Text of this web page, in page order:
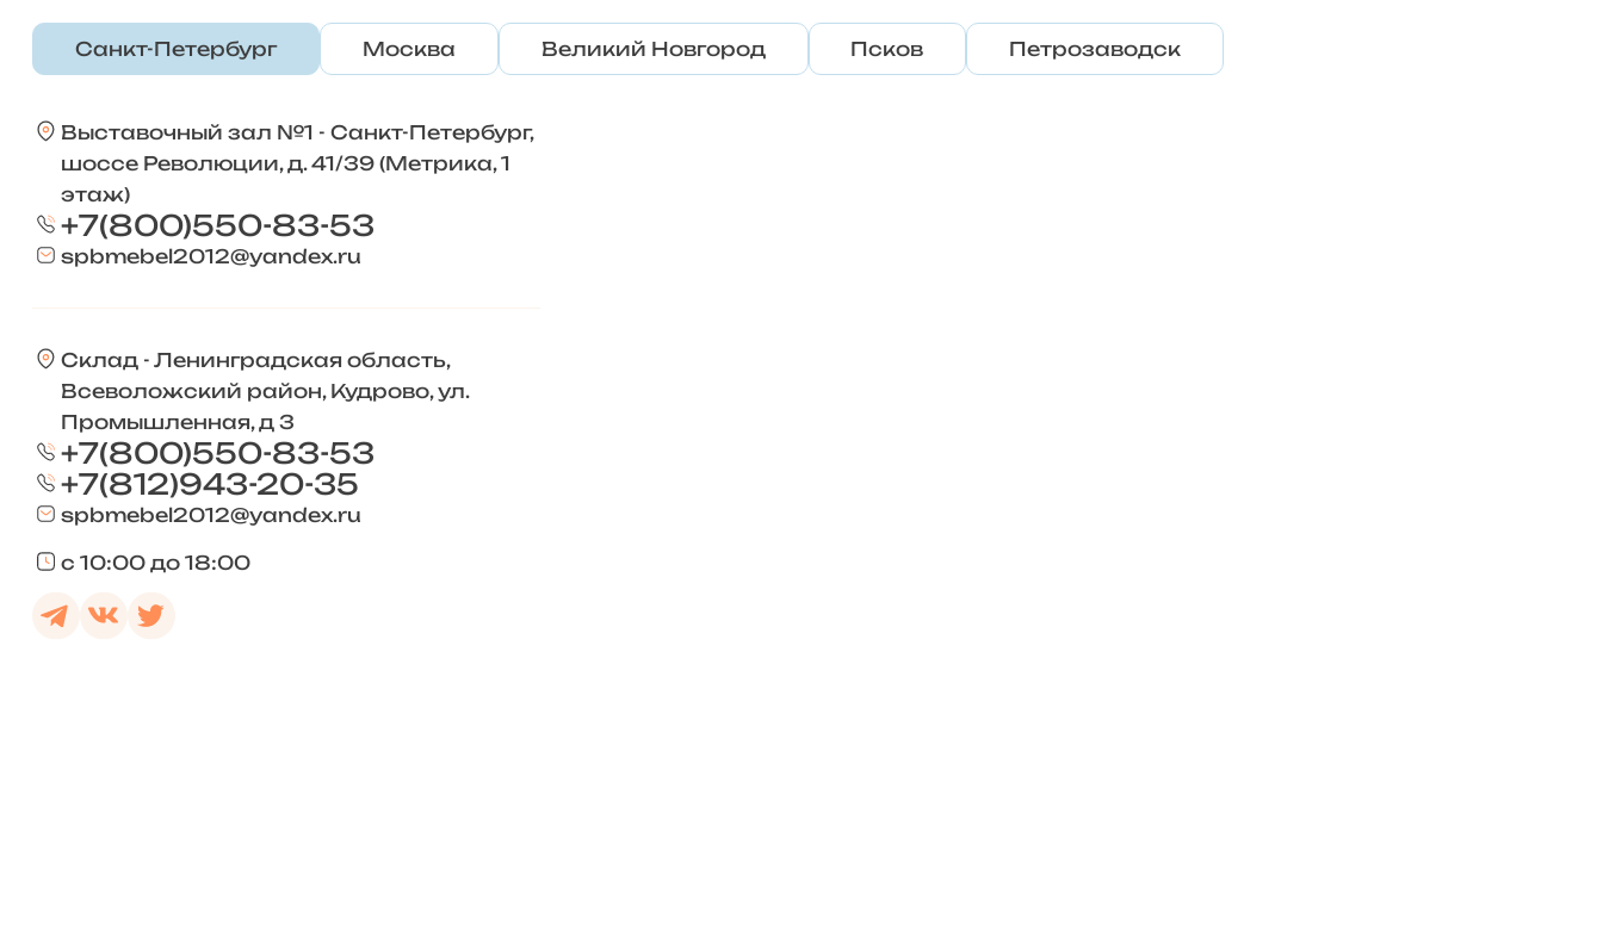
Санкт-Петербург Москва Великий Новгород Псков Петрозаводск
Выставочный зал №1 - Санкт-Петербург,
шоссе Революции, д. 41/39 (Метрика, 1
этаж)
+7(800)550-83-53
spbmebel2012@yandex.ru
Склад - Ленинградская область,
Всеволожский район, Кудрово, ул.
Промышленная, д 3
+7(800)550-83-53
+7(812)943-20-35
spbmebel2012@yandex.ru
с 10:00 до 18:00